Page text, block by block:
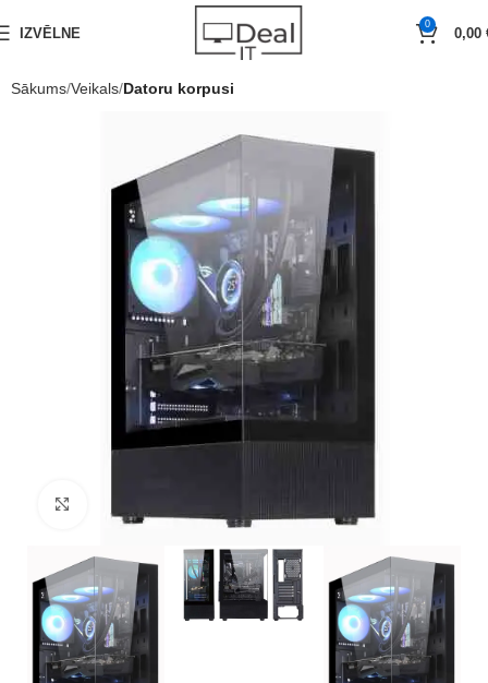
IZVĒLNE
0
0,00
Sākums Veikals Datoru korpusi